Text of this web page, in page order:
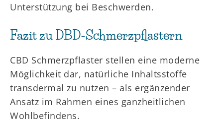
Unterstützung bei Beschwerden.
Fazit zu DBD-Schmerzpflastern
CBD Schmerzpflaster stellen eine moderne
Möglichkeit dar, natürliche Inhaltsstoffe
transdermal zu nutzen – als ergänzender
Ansatz im Rahmen eines ganzheitlichen
Wohlbefindens.